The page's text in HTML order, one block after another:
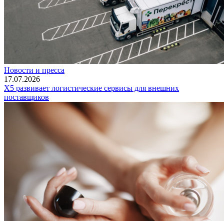
Новости и пресса
17.07.2026
X5 развивает логистические сервисы для внешних
поставщиков